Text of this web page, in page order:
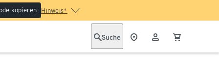
kopieren Hinweis*
Suche